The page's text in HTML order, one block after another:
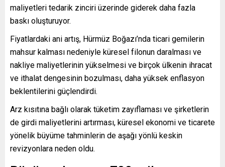
maliyetleri tedarik zinciri üzerinde giderek daha fazla
baskı oluşturuyor.
Fiyatlardaki ani artış, Hürmüz Boğazı’nda ticari gemilerin
mahsur kalması nedeniyle küresel filonun daralması ve
nakliye maliyetlerinin yükselmesi ve birçok ülkenin ihracat
ve ithalat dengesinin bozulması, daha yüksek enflasyon
beklentilerini güçlendirdi.
Arz kısıtına bağlı olarak tüketim zayıflaması ve şirketlerin
de girdi maliyetlerini artırması, küresel ekonomi ve ticarete
yönelik büyüme tahminlerin de aşağı yönlü keskin
revizyonlara neden oldu.